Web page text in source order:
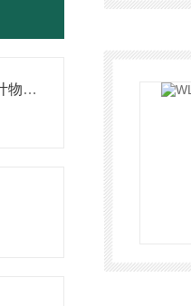
液位传感器_投入式液位计物位计水位计,液位变送器原理及功能介绍